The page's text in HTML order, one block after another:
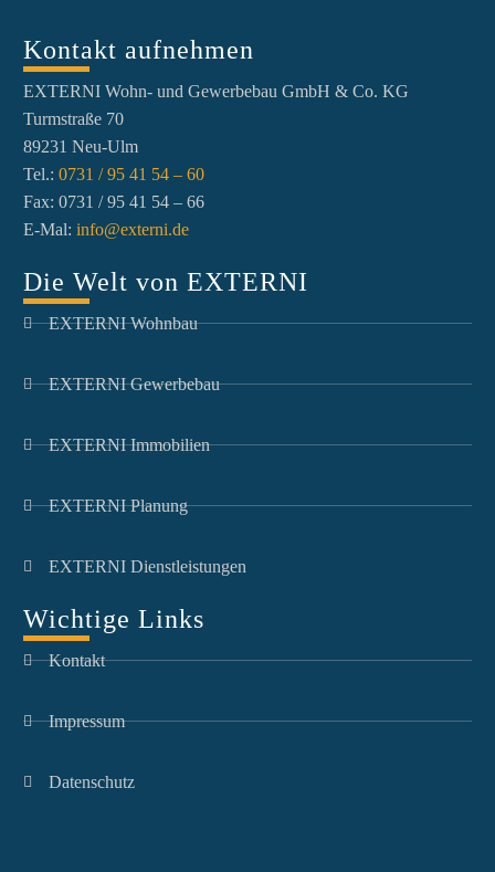
Kontakt aufnehmen
EXTERNI Wohn- und Gewerbebau GmbH & Co. KG
Turmstraße 70
89231 Neu-Ulm
Tel.: 0731 / 95 41 54 – 60
Fax: 0731 / 95 41 54 – 66
E-Mal: info@externi.de
Die Welt von EXTERNI
EXTERNI Wohnbau
EXTERNI Gewerbebau
EXTERNI Immobilien
EXTERNI Planung
EXTERNI Dienstleistungen
Wichtige Links
Kontakt
Impressum
Datenschutz